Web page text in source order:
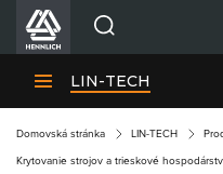
Divízie HENNLICH
LIN-TECH
Domovská stránka LIN-TECH
Krytovanie strojov a trieskové